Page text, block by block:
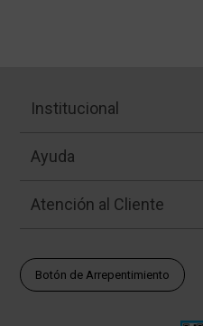
Institucional
Ayuda
Atención al Cliente
Botón de Arrepentimiento